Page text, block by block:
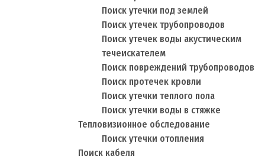
Поиск утечки под землей
Поиск утечек трубопроводов
Поиск утечек воды акустическим
течеискателем
Поиск повреждений трубопроводов
Поиск протечек кровли
Поиск утечки теплого пола
Поиск утечки воды в стяжке
Тепловизионное обследование
Поиск утечки отопления
Поиск кабеля